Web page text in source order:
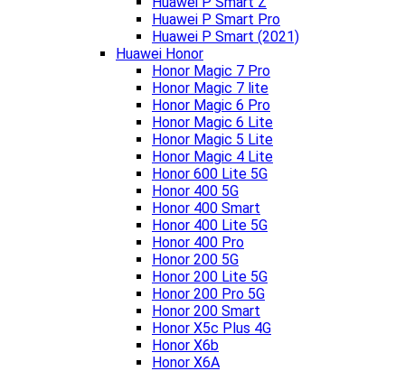
Huawei P Smart Pro
Huawei P Smart (2021)
Huawei Honor
Honor Magic 7 Pro
Honor Magic 7 lite
Honor Magic 6 Pro
Honor Magic 6 Lite
Honor Magic 5 Lite
Honor Magic 4 Lite
Honor 600 Lite 5G
Honor 400 5G
Honor 400 Smart
Honor 400 Lite 5G
Honor 400 Pro
Honor 200 5G
Honor 200 Lite 5G
Honor 200 Pro 5G
Honor 200 Smart
Honor X5c Plus 4G
Honor X6b
Honor X6A